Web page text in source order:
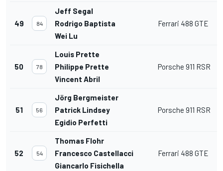
49 84
Jeff Segal
Rodrigo Baptista
Wei Lu
Ferrari 488 GTE
50 78
Louis Prette
Philippe Prette
Vincent Abril
Porsche 911 RSR
51 56
Jörg Bergmeister
Patrick Lindsey
Egidio Perfetti
Porsche 911 RSR
52 54
Thomas Flohr
Francesco Castellacci
Giancarlo Fisichella
Ferrari 488 GTE